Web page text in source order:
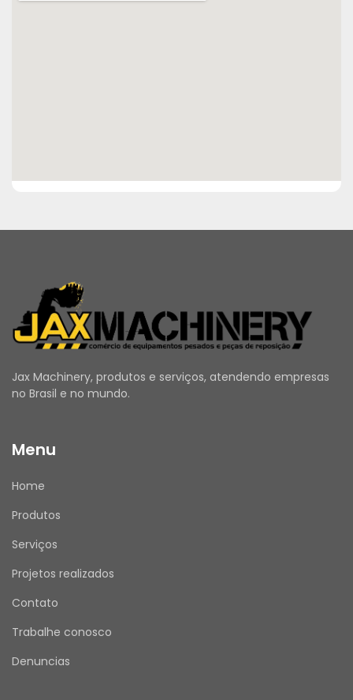
Jax Machinery, produtos e serviços, atendendo empresas
no Brasil e no mundo.
Menu
Home
Produtos
Serviços
Projetos realizados
Contato
Trabalhe conosco
Denuncias